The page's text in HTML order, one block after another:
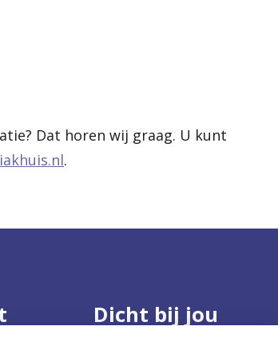
Dat horen wij graag. U kunt
.
Dicht bij jou